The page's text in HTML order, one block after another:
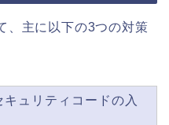
、主に以下の3つの対策
ュリティコードの入